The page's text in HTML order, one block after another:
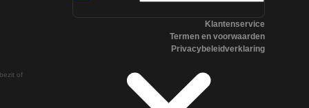
Treinen van Ulsan naar Seoel
Treinen van Seoel naar Changwon
Treinen van Praag naar Boedapest
Treinen van Oslo naar Stockholm
of
Klantenservice
Termen en voorwaarden
Privacybeleidverklaring